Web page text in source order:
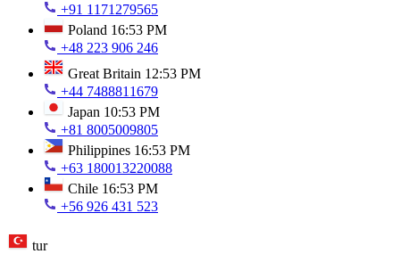
+91 1171279565
Poland 16:53 PM
+48 223 906 246
Great Britain 12:53 PM
+44 7488811679
Japan 10:53 PM
+81 8005009805
Philippines 16:53 PM
+63 180013220088
Chile 16:53 PM
+56 926 431 523
tur